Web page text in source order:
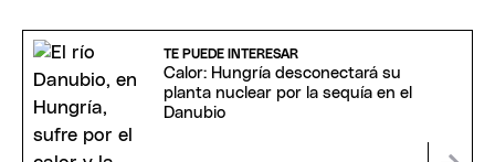
TE PUEDE INTERESAR
Calor: Hungría desconectará su
planta nuclear por la sequía en el
Danubio